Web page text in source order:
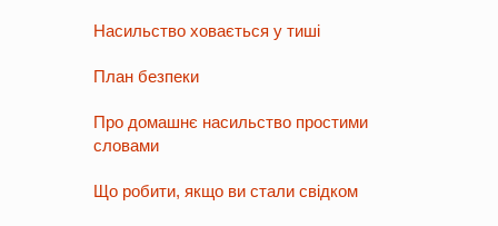
Насильство ховається у тиші
План безпеки
Про домашнє насильство простими
словами
Що робити, якщо ви стали свідком